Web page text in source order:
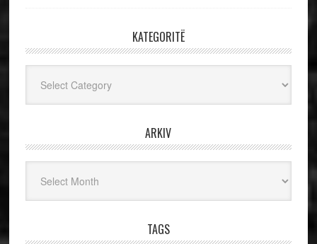
KATEGORITË
ARKIV
TAGS